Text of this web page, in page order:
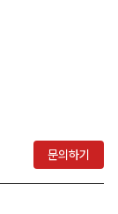
문의하기